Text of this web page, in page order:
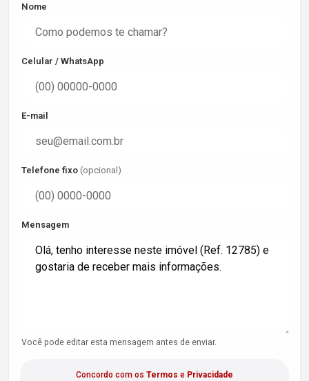
Nome
Celular / WhatsApp
E-mail
Telefone fixo (opcional)
Mensagem
Você pode editar esta mensagem antes de enviar.
Concordo com os Termos e Privacidade